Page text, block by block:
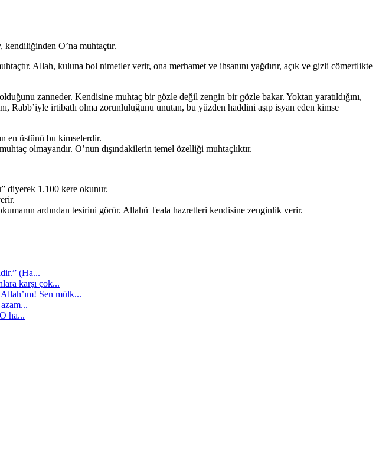
O’na muhtaçtır.
Allah, kuluna bol nimetler verir, ona merhamet ve ihsanını yağdırır, açık ve gizli cömertlikte
zanneder. Kendisine muhtaç bir gözle değil zengin bir gözle bakar. Yoktan yaratıldığını,
irtibatlı olma zorunluluğunu unutan, bu yüzden haddini aşıp isyan eden kimse
en üstünü bu kimselerdir.
olmayandır. O’nun dışındakilerin temel özelliği muhtaçlıktır.
diyerek 1.100 kere okunur.
ardından tesirini görür. Allahü Teala hazretleri kendisine zenginlik verir.
(Ha...
karşı çok...
Sen mülk...
ha...